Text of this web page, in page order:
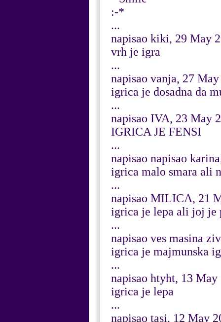
:-*
...
napisao kiki, 29 May
vrh je igra
...
napisao vanja, 27
igrica je dosadna da
...
napisao IVA, 23 May
IGRICA JE FENSI
...
napisao napisao
igrica malo smara ali
...
napisao MILICA, 21
igrica je lepa ali joj
...
napisao ves masina
igrica je majmunska
...
napisao htyht, 13 May
igrica je lepa
...
napisao tasi, 12 May